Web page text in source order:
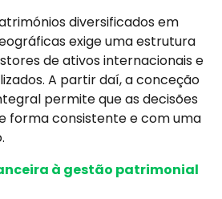
diversificados em
exige uma estrutura
de ativos internacionais e
A partir daí, a conceção
permite que as decisões
forma consistente e com uma
à gestão patrimonial